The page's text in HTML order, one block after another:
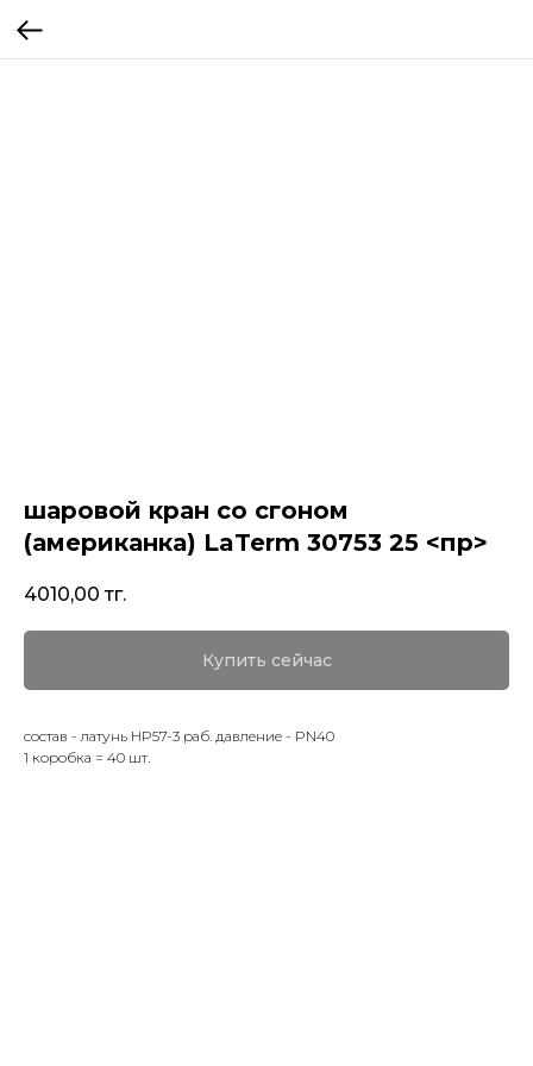
шаровой кран со сгоном
(американка) LaTerm 30753 25 <пр>
4010,00 тг.
Купить сейчас
состав - латунь HP57-3 раб. давление - PN40
1 коробка = 40 шт.